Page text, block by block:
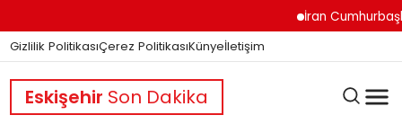
İran
Gizlilik PolitikasıÇerez PolitikasıKünyeİletişim
Eskişehir Son Dakika